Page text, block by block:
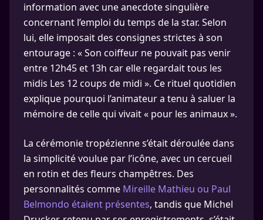
information avec une anecdote singulière
concernant l’emploi du temps de la star. Selon
lui, elle imposait des consignes strictes à son
entourage : « Son coiffeur ne pouvait pas venir
entre 12h45 et 13h car elle regardait tous les
midis Les 12 coups de midi ». Ce rituel quotidien
explique pourquoi l’animateur a tenu à saluer la
mémoire de celle qui vivait « pour les animaux ».
La cérémonie tropézienne s’était déroulée dans
la simplicité voulue par l’icône, avec un cercueil
en rotin et des fleurs champêtres. Des
personnalités comme Mireille Mathieu ou Paul
Belmondo étaient présentes, tandis que Michel